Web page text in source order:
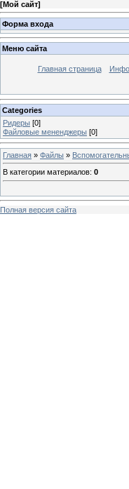
[Мой сайт]
Форма входа
Меню сайта
Главная страница
Categories
Ридеры [0]
Файловые мененджеры [0]
Главная » Файлы »
В категории материалов: 0
Полная версия сайта